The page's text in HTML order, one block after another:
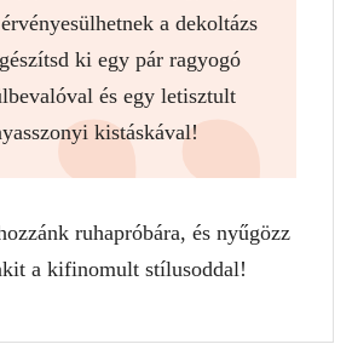
a dekoltázs
ki egy pár ragyogó
és egy letisztult
kistáskával!
ruhapróbára, és nyűgözz
a kifinomult stílusoddal!